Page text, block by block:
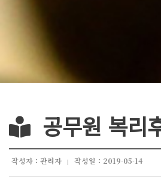
공무원 복리
작성자 : 관리자 | 작성일 : 2019-05-14